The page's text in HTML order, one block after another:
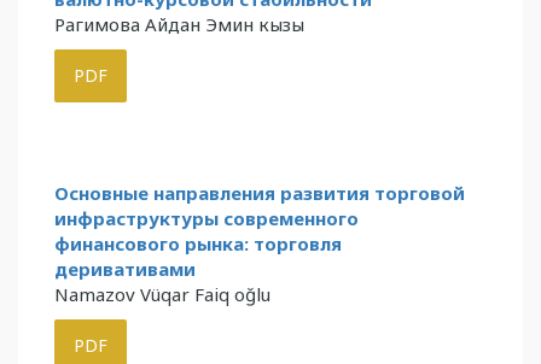
Рагимова Айдан Эмин кызы
PDF
Основные направления развития торговой
инфраструктуры современного
финансового рынка: торговля
деривативами
Namazov Vüqar Faiq oğlu
PDF